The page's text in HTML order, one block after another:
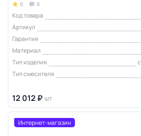
0 0
Код товара
Артикул
Гарантия
Материал
Тип изделия
Тип смесителя
12 012 ₽ шт
Интернет-магазин